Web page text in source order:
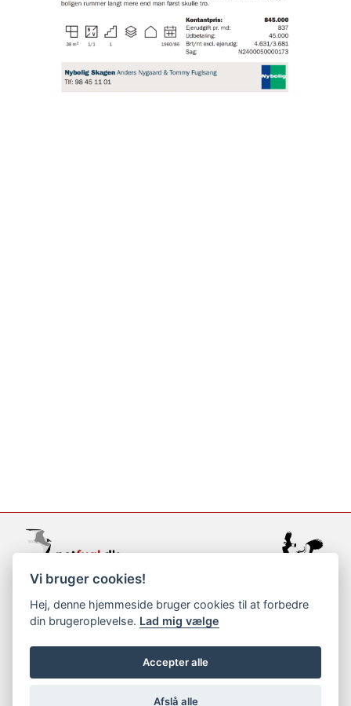
support@netfugl.dk
copyright © 2002-2023
Vi bruger cookies!
Hej, denne hjemmeside bruger cookies til at forbedre
din brugeroplevelse. Lad mig vælge
Accepter alle
Afslå alle